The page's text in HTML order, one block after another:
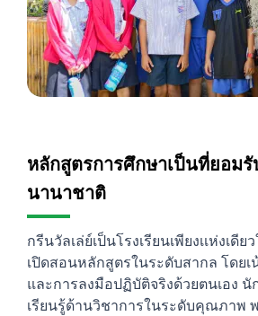
หลักสูตรการศึกษาเป็นที่ยอม
นานาชาติ
กรีนวัลเล่ย์เป็นโรงเรียนเพียงเเห่งเดี
เปิดสอนหลักสูตรในระดับสากล โดยเ
และการลงมือปฏิบัติจริงด้วยตนเอง นั
เรียนรู้ด้านวิชาการในระดับคุณภาพ